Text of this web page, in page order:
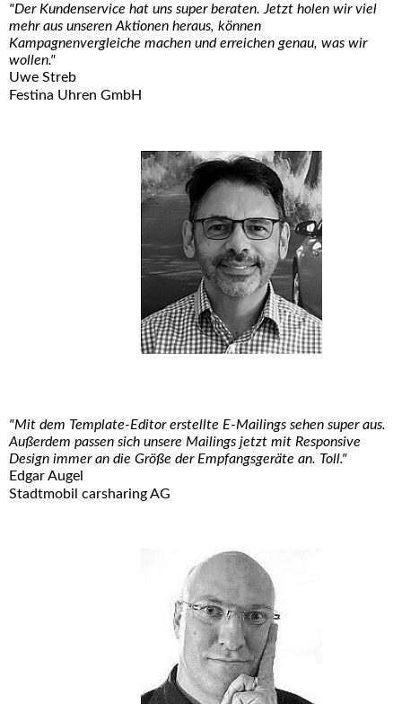
"Der Kundenservice hat uns super beraten. Jetzt holen wir viel
mehr aus unseren Aktionen heraus, können
Kampagnenvergleiche machen und erreichen genau, was wir
wollen."
Uwe Streb
Festina Uhren GmbH
"Mit dem Template-Editor erstellte E-Mailings sehen super aus.
Außerdem passen sich unsere Mailings jetzt mit Responsive
Design immer an die Größe der Empfangsgeräte an. Toll."
Edgar Augel
Stadtmobil carsharing AG